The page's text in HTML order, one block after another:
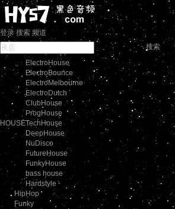
登录 搜索 频道
搜索
HOUSE
ElectroHouse
ElectroBounce
ElectroMelbourne
ElectroDutch
ClubHouse
ProgHouse
TechHouse
DeepHouse
NuDisco
FutureHouse
FunkyHouse
bass house
Hardstyle
HipHop
Funky